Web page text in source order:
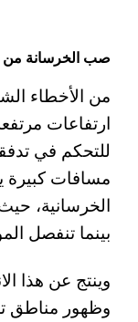
صب الخرسانة من
من الأخطاء
ارتفاعات
للتحكم في
مسافات كبيرة
الخرسانية،
بينما تنفصل
وينتج عن هذا
وظهور مناطق